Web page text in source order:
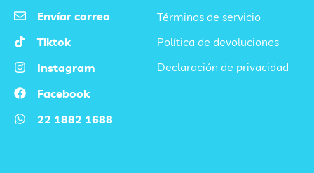
Envíar correo
Tiktok
Instagram
Facebook
22 1882 1688
Términos de servicio
Política de devoluciones
Declaración de privacidad